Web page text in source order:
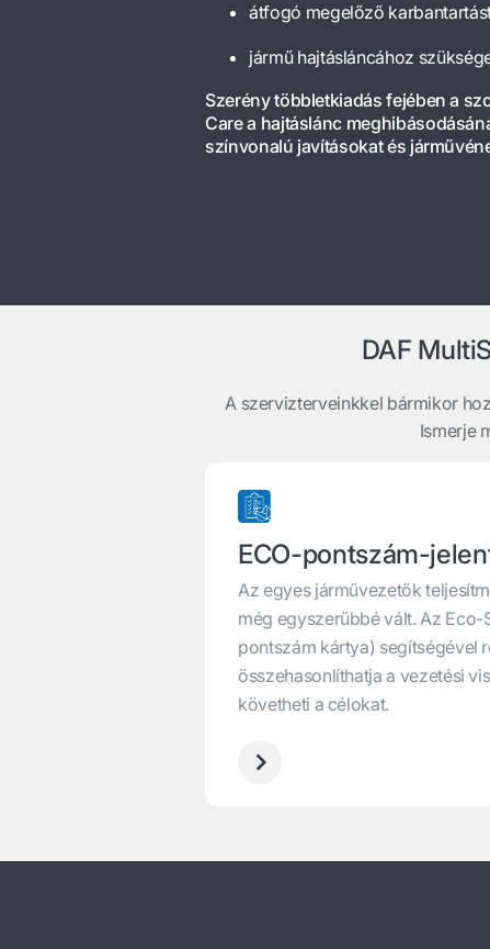
átfogó megelőző
jármű hajtásláncához
Szerény többletkiadás fejében a
Care a hajtáslánc
színvonalú javításokat és
DAF
A szervizterveinkkel bármikor
Ismerje
ECO-pontszám-
Az egyes járművezetők
még egyszerűbbé vált. Az
pontszám kártya) segítségével
összehasonlíthatja a vezetési
követheti a célokat.